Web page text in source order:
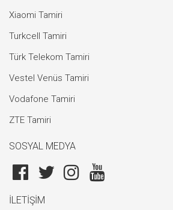
Xiaomi Tamiri
Turkcell Tamiri
Türk Telekom Tamiri
Vestel Venüs Tamiri
Vodafone Tamiri
ZTE Tamiri
SOSYAL MEDYA
İLETİŞİM